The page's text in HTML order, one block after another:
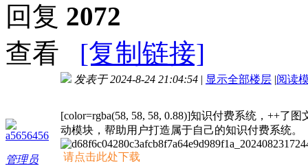
回复 2072
查看
[复制链接]
a5656456
管理员
发表于 2024-8-24 21:04:54 | 显示全部楼层 |阅读
[color=rgba(58, 58, 58, 0.88)]知识付费系统，++了图
动模块，帮助用户打造属于自己的知识付费系统。
请点击此处下载